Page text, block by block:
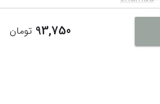
93,750 تومان